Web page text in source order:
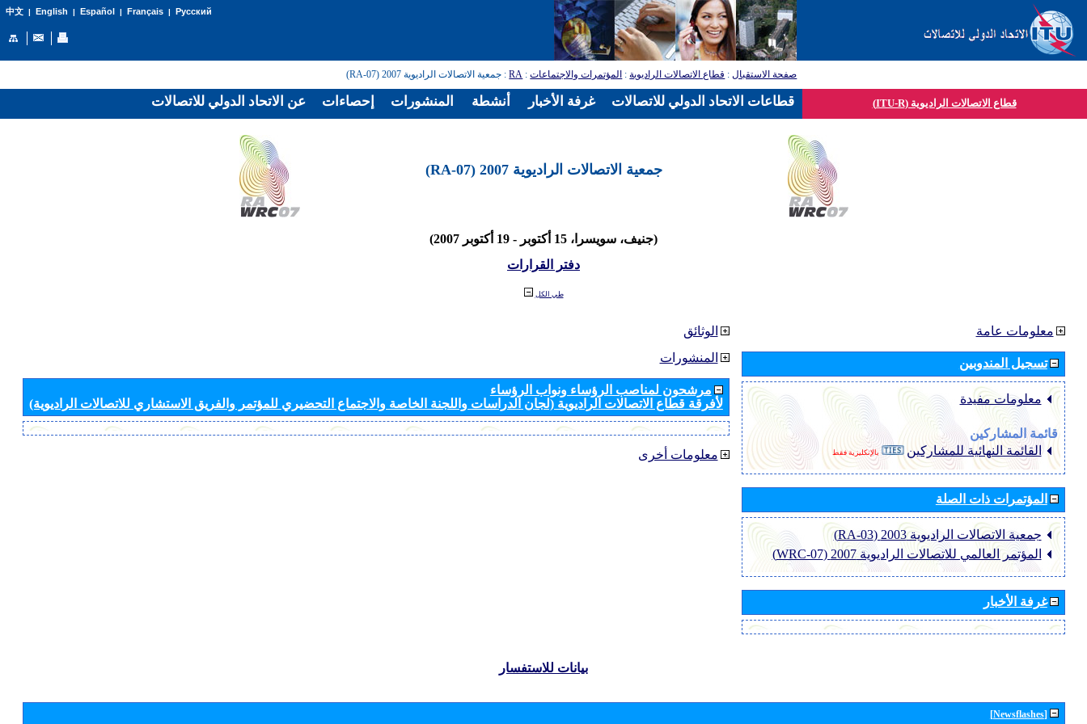
中文| English | Español | Français| Русский
صفحة الاستقبال: قطاع الاتصالات الراديوية: المؤتمرات والاجتماعات:
RA: جمعية الاتصالات الراديوية 2007 (RA-07)
قطاع الاتصالات الراديوية (ITU-R)
جمعية الاتصالات الراديوية 2007 (RA-07)
(جنيف، سويسرا، 15 أكتوبر - 19 أكتوبر 2007)
دفتر القرارات
طي الكل
الوثائق
المنشورات
مرشحون لمناصب الرؤساء ونواب الرؤساء
لأفرقة قطاع الاتصالات الراديوية (لجان الدراسات واللجنة الخاصة والاجتماع التحضيري للمؤتمر والفريق الاستشاري للاتصالات الراديوية)
معلومات أخرى
معلومات عامة
تسجيل المندوبين
معلومات مفيدة
قائمة المشاركين
القائمة النهائية للمشاركين
بالإنكليزية فقط
المؤتمرات ذات الصلة
جمعية الاتصالات الراديوية 2003 (RA-03)
المؤتمر العالمي للاتصالات الراديوية 2007 (WRC-07)
غرفة الأخبار
بيانات للاستفسار
[Newsflashes]
عن الاتحاد الدولي للاتصالات إحصاءات المنشورات أنشطة غرفة الأخبار قطاعات الاتحاد الدولي للاتصالات